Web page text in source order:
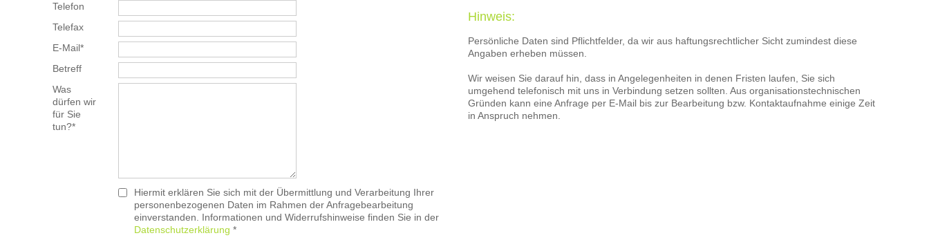
Telefon
Telefax
E-Mail*
Betreff
Was
dürfen wir
für Sie
tun?*
Hiermit erklären Sie sich mit der Übermittlung und Verarbeitung Ihrer
personenbezogenen Daten im Rahmen der Anfragebearbeitung
einverstanden. Informationen und Widerrufshinweise finden Sie in der
Datenschutzerklärung *
Hinweis:
Persönliche Daten sind Pflichtfelder, da wir aus haftungsrechtlicher Sicht zumindest diese
Angaben erheben müssen.
Wir weisen Sie darauf hin, dass in Angelegenheiten in denen Fristen laufen, Sie sich
umgehend telefonisch mit uns in Verbindung setzen sollten. Aus organisationstechnischen
Gründen kann eine Anfrage per E-Mail bis zur Bearbeitung bzw. Kontaktaufnahme einige Zeit
in Anspruch nehmen.